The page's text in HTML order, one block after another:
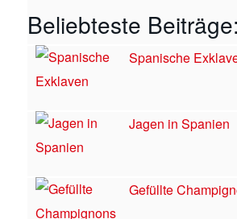
Beliebteste Beiträge:
Spanische
Jagen in Spanien
Gefüllte